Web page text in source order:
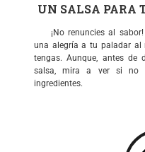
UN SALSA PARA
¡No renuncies al
una alegría a tu paladar al
tengas. Aunque, antes de
salsa, mira a ver si no
ingredientes.